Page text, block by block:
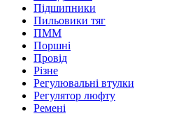
Підшипники
Пильовики тяг
ПММ
Поршні
Провід
Різне
Регулювальні втулки
Регулятор люфту
Ремені